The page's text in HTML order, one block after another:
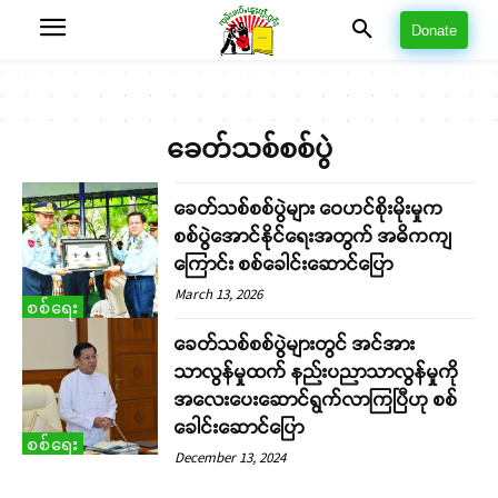
Donate
ခေတ်သစ်စစ်ပွဲ
စစ်ရေး
ခေတ်သစ်စစ်ပွဲများ ဝေဟင်စိုးမိုးမှုက
စစ်ပွဲအောင်နိုင်ရေးအတွက် အဓိကကျ
ကြောင်း စစ်ခေါင်းဆောင်ပြော
March 13, 2026
စစ်ရေး
ခေတ်သစ်စစ်ပွဲများတွင် အင်အား
သာလွန်မှုထက် နည်းပညာသာလွန်မှုကို
အလေးပေးဆောင်ရွက်လာကြပြီဟု စစ်
ခေါင်းဆောင်ပြော
December 13, 2024